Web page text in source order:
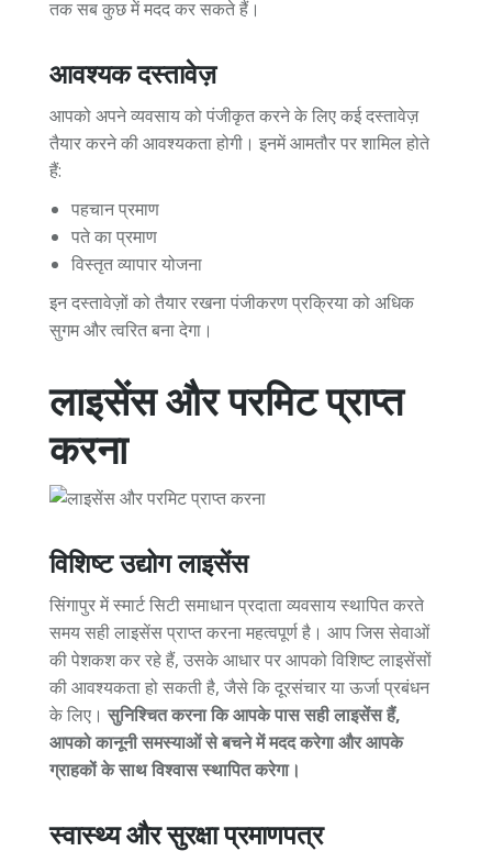
तक सब कुछ में मदद कर सकते हैं।
आवश्यक दस्तावेज़
आपको अपने व्यवसाय को पंजीकृत करने के लिए कई दस्तावेज़
तैयार करने की आवश्यकता होगी। इनमें आमतौर पर शामिल होते
हैं:
पहचान प्रमाण
पते का प्रमाण
विस्तृत व्यापार योजना
इन दस्तावेज़ों को तैयार रखना पंजीकरण प्रक्रिया को अधिक
सुगम और त्वरित बना देगा।
लाइसेंस और परमिट प्राप्त
करना
विशिष्ट उद्योग लाइसेंस
सिंगापुर में स्मार्ट सिटी समाधान प्रदाता व्यवसाय स्थापित करते
समय सही लाइसेंस प्राप्त करना महत्वपूर्ण है। आप जिस सेवाओं
की पेशकश कर रहे हैं, उसके आधार पर आपको विशिष्ट लाइसेंसों
की आवश्यकता हो सकती है, जैसे कि दूरसंचार या ऊर्जा प्रबंधन
के लिए।सुनिश्चित करना कि आपके पास सही लाइसेंस हैं,
आपको कानूनी समस्याओं से बचने में मदद करेगा और आपके
ग्राहकों के साथ विश्वास स्थापित करेगा।
स्वास्थ्य और सुरक्षा प्रमाणपत्र